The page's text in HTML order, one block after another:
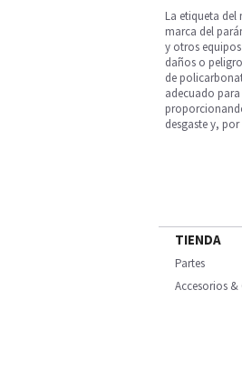
La etiqueta
marca del
y otros
daños o
de
adecuado
desgaste y,
TIENDA
Partes
Accesorios